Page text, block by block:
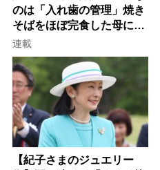
のは「入れ歯の管理」焼き
そばをほぼ完食した母に息
子が血の気が引いた理由
連載
【紀子さまのジュエリー